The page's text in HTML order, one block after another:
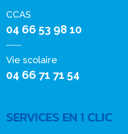
CCAS
04 66 53 98 10
Vie scolaire
04 66 71 71 54
SERVICES EN 1 CLIC